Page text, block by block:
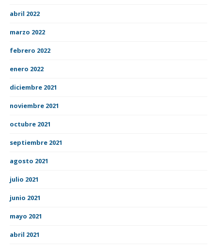
abril 2022
marzo 2022
febrero 2022
enero 2022
diciembre 2021
noviembre 2021
octubre 2021
septiembre 2021
agosto 2021
julio 2021
junio 2021
mayo 2021
abril 2021